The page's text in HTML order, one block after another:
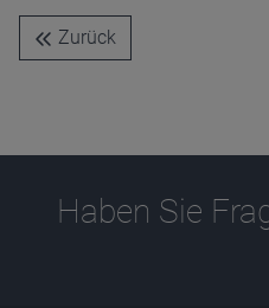
Zurück
Haben Sie